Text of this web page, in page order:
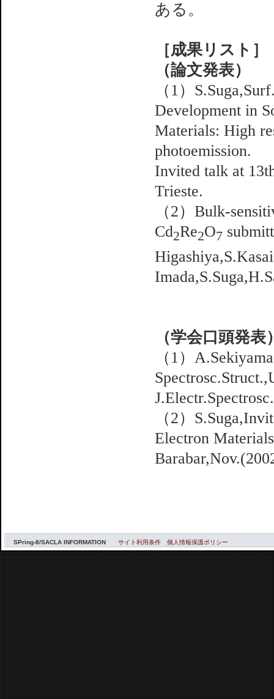
ある。
［成果リスト］
（論文発表）
（1）
Development in
Materials: High
photoemission.
Invited talk at
Trieste.
（2）Bulk-
Cd2Re2O7
（学会口頭発表
（1）
（2）
Electron
SPring-8/SACLA INFORMATION サイト利用条件 個人情報保護ポリシー